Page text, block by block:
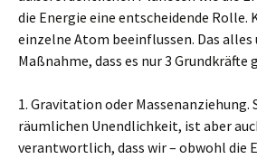
die Energie eine entscheidende Rolle.
einzelne Atom beeinflussen. Das alles
Maßnahme, dass es nur 3 Grundkräfte
1. Gravitation oder Massenanziehung.
räumlichen Unendlichkeit, ist aber
verantwortlich, dass wir – obwohl die